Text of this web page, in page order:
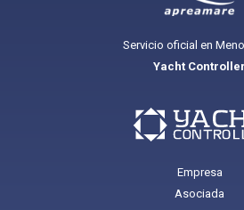
Servicio oficial en
Yacht Controller
Empresa
Asociada